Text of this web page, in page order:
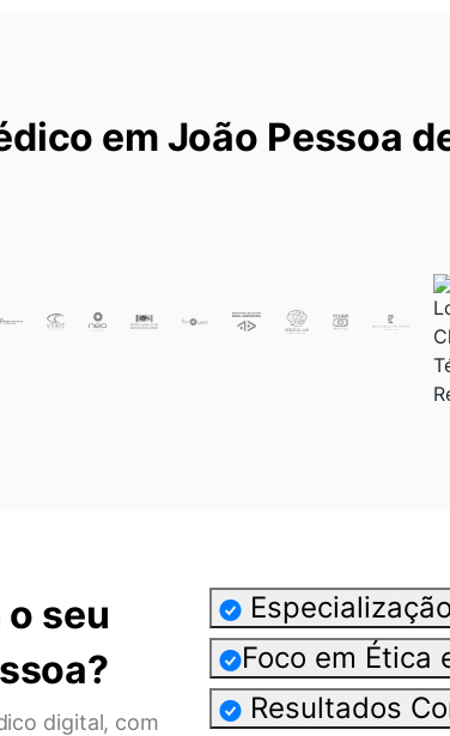
em João Pessoa
seu
digital, com
Foco em Ética
Resultados